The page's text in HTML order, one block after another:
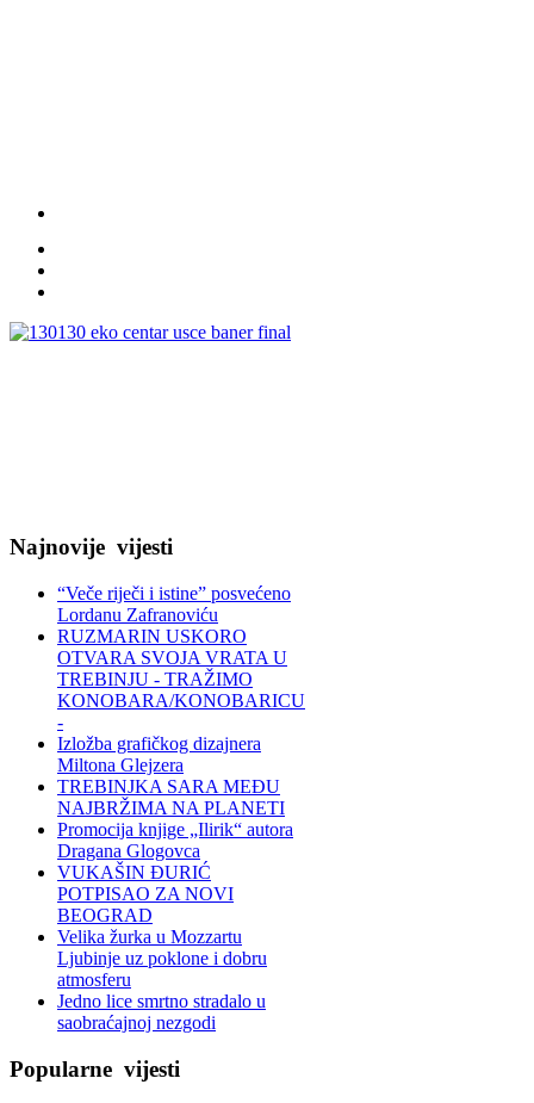
Najnovije vijesti
“Veče riječi i istine” posvećeno
Lordanu Zafranoviću
RUZMARIN USKORO
OTVARA SVOJA VRATA U
TREBINJU - TRAŽIMO
KONOBARA/KONOBARICU
-
Izložba grafičkog dizajnera
Miltona Glejzera
TREBINЈKA SARA MEĐU
NAJBRŽIMA NA PLANETI
Promocija knjige „Ilirik“ autora
Dragana Glogovca
VUKAŠIN ĐURIĆ
POTPISAO ZA NOVI
BEOGRAD
Velika žurka u Mozzartu
Ljubinje uz poklone i dobru
atmosferu
Jedno lice smrtno stradalo u
saobraćajnoj nezgodi
Popularne vijesti